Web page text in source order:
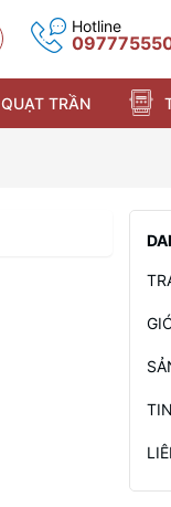
Hotline
QUẠT TRẦN